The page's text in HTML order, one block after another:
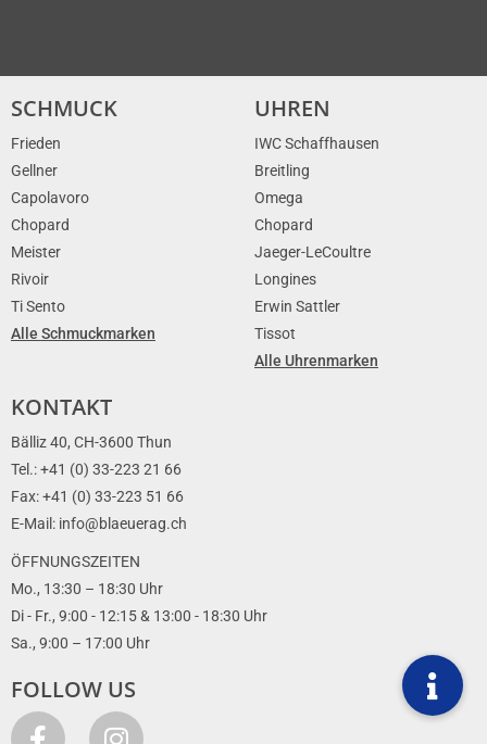
SCHMUCK
Frieden
Gellner
Capolavoro
Chopard
Meister
Rivoir
Ti Sento
Alle Schmuckmarken
UHREN
IWC Schaffhausen
Breitling
Omega
Chopard
Jaeger-LeCoultre
Longines
Erwin Sattler
Tissot
Alle Uhrenmarken
KONTAKT
Bälliz 40, CH-3600 Thun
Tel.: +41 (0) 33-223 21 66
Fax: +41 (0) 33-223 51 66
E-Mail: info@blaeuerag.ch
ÖFFNUNGSZEITEN
Mo., 13:30 – 18:30 Uhr
Di - Fr., 9:00 - 12:15 & 13:00 - 18:30 Uhr
Sa., 9:00 – 17:00 Uhr
FOLLOW US